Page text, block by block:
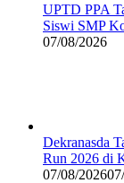
UPTD PPA
Siswi SMP
07/08/2026
Dekranasda
Run 2026 di
07/08/2026